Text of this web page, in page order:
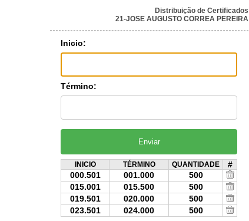
Distribuição de Certificados
21-JOSE AUGUSTO CORREA PEREIRA
Inicio:
Término:
INICIO TÉRMINO QUANTIDADE
#
000.501
001.000
500
015.001
015.500
500
019.501
020.000
500
023.501
024.000 500